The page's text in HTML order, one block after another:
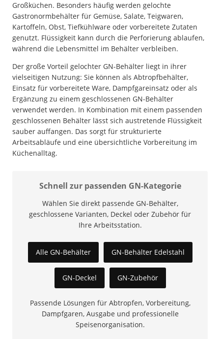
Großküchen. Besonders häufig werden gelochte
Gastronormbehälter für Gemüse, Salate, Teigwaren,
Kartoffeln, Obst, Tiefkühlware oder vorbereitete Zutaten
genutzt. Flüssigkeit kann durch die Perforierung ablaufen,
während die Lebensmittel im Behälter verbleiben.
Der große Vorteil gelochter GN-Behälter liegt in ihrer
vielseitigen Nutzung: Sie können als Abtropfbehälter,
Einsatz für vorbereitete Ware, Dampfgareinsatz oder als
Ergänzung zu einem geschlossenen GN-Behälter
verwendet werden. In Kombination mit einem passenden
geschlossenen Behälter lässt sich austretende Flüssigkeit
sauber auffangen. Das sorgt für strukturierte
Arbeitsabläufe und eine übersichtliche Vorbereitung im
Küchenalltag.
Schnell zur passenden GN-Kategorie
Wählen Sie direkt passende GN-Behälter,
geschlossene Varianten, Deckel oder Zubehör für
Ihre Arbeitsstation.
Alle GN-Behälter GN-Behälter Edelstahl
GN-Deckel GN-Zubehör
Passende Lösungen für Abtropfen, Vorbereitung,
Dampfgaren, Ausgabe und professionelle
Speisenorganisation.